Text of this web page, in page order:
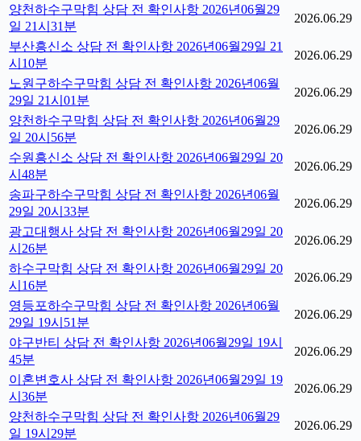
양천하수구막힘 상담 전 확인사항 2026년06월29
일 21시31분
2026.06.29
부산흥신소 상담 전 확인사항 2026년06월29일 21
시10분
2026.06.29
노원구하수구막힘 상담 전 확인사항 2026년06월
29일 21시01분
2026.06.29
양천하수구막힘 상담 전 확인사항 2026년06월29
일 20시56분
2026.06.29
수원흥신소 상담 전 확인사항 2026년06월29일 20
시48분
2026.06.29
송파구하수구막힘 상담 전 확인사항 2026년06월
29일 20시33분
2026.06.29
광고대행사 상담 전 확인사항 2026년06월29일 20
시26분
2026.06.29
하수구막힘 상담 전 확인사항 2026년06월29일 20
시16분
2026.06.29
영등포하수구막힘 상담 전 확인사항 2026년06월
29일 19시51분
2026.06.29
야구반티 상담 전 확인사항 2026년06월29일 19시
45분
2026.06.29
이혼변호사 상담 전 확인사항 2026년06월29일 19
시36분
2026.06.29
양천하수구막힘 상담 전 확인사항 2026년06월29
일 19시29분
2026.06.29